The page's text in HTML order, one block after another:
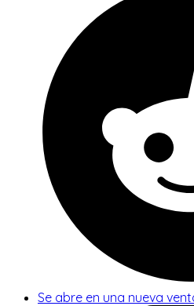
Se abre en una nueva